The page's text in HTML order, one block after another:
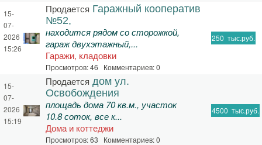
15-
07-
2026
15:26
Продается Гаражный кооператив
№52,
находится рядом со сторожкой,
гараж двухэтажный,...
Гаражи, кладовки
Просмотров: 46 Комментариев: 0
250 тыс.руб.
15-
07-
2026
15:19
Продается дом ул.
Освобождения
площадь дома 70 кв.м., участок
10.8 соток, все к...
Дома и коттеджи
Просмотров: 63 Комментариев: 0
4500 тыс.руб.